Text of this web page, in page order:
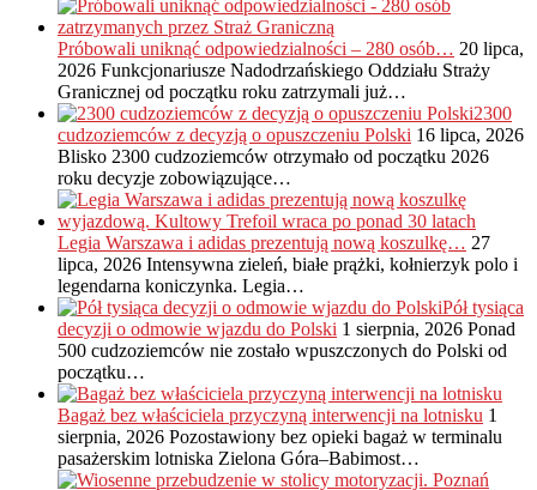
Próbowali uniknąć odpowiedzialności – 280 osób… 20 lipca,
2026 Funkcjonariusze Nadodrzańskiego Oddziału Straży
Granicznej od początku roku zatrzymali już…
2300
cudzoziemców z decyzją o opuszczeniu Polski 16 lipca, 2026
Blisko 2300 cudzoziemców otrzymało od początku 2026
roku decyzje zobowiązujące…
Legia Warszawa i adidas prezentują nową koszulkę… 27
lipca, 2026 Intensywna zieleń, białe prążki, kołnierzyk polo i
legendarna koniczynka. Legia…
Pół tysiąca
decyzji o odmowie wjazdu do Polski 1 sierpnia, 2026 Ponad
500 cudzoziemców nie zostało wpuszczonych do Polski od
początku…
Bagaż bez właściciela przyczyną interwencji na lotnisku 1
sierpnia, 2026 Pozostawiony bez opieki bagaż w terminalu
pasażerskim lotniska Zielona Góra–Babimost…